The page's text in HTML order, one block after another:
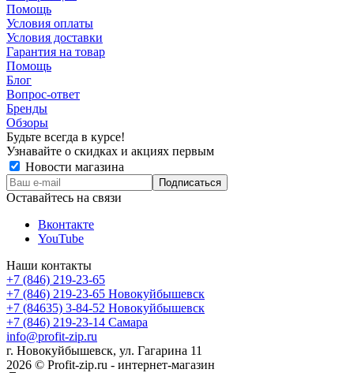
Помощь
Условия оплаты
Условия доставки
Гарантия на товар
Помощь
Блог
Вопрос-ответ
Бренды
Обзоры
Будьте всегда в курсе!
Узнавайте о скидках и акциях первым
Новости магазина
Оставайтесь на связи
Вконтакте
YouTube
Наши контакты
+7 (846) 219-23-65
+7 (846) 219-23-65 Новокуйбышевск
+7 (84635) 3-84-52 Новокуйбышевск
+7 (846) 219-23-14 Самара
info@profit-zip.ru
г. Новокуйбышевск, ул. Гагарина 11
2026 © Profit-zip.ru - интернет-магазин